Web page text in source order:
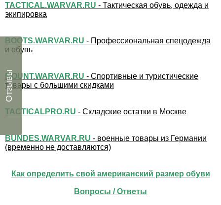
TACTICAL.WARVAR.RU - Тактическая обувь, одежда и
экипировка
BOOTS.WARVAR.RU - Профессиональная спецодежда
и обувь
MOUNT.WARVAR.RU - Спортивные и туристические
товары с большими скидками
TACTICALPRO.RU - Складские остатки в Москве
BUNDES.WARVAR.RU - военные товары из Германии
(временно не доставляются)
Как определить свой американский размер обуви
Вопросы / Ответы
Отзывы